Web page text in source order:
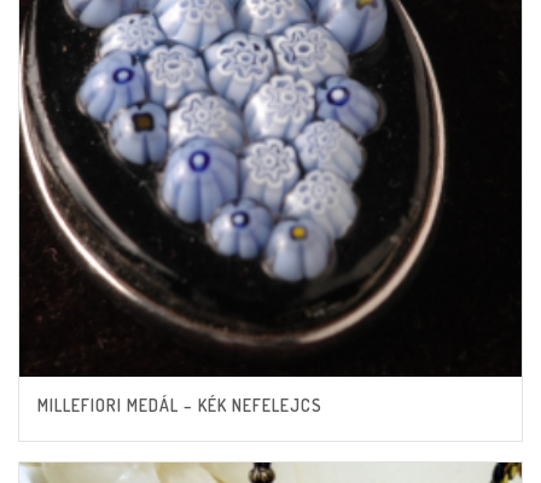
MILLEFIORI MEDÁL – KÉK NEFELEJCS